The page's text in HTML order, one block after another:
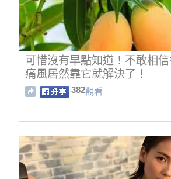
可惜沒有早點知道！不敢相
痛風居然靠它就解決了！
382觀看